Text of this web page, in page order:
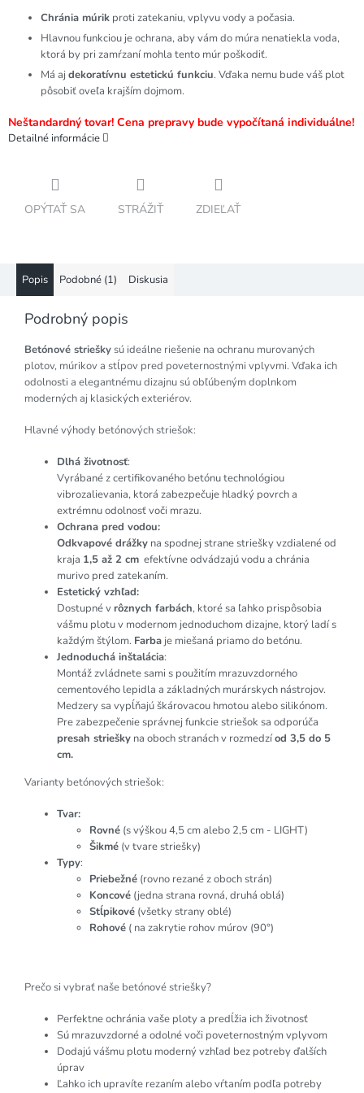
Chránia múrik proti zatekaniu, vplyvu vody a počasia.
Hlavnou funkciou je ochrana, aby vám do múra nenatiekla voda,
ktorá by pri zamŕzaní mohla tento múr poškodiť.
Má ajdekoratívnu estetickú funkciu. Vďaka nemu bude váš plot
pôsobiť oveľa krajším dojmom.
Neštandardný tovar! Cena prepravy bude vypočítaná individuálne!
Detailné informácie
OPÝTAŤ SA STRÁŽIŤ ZDIEĽAŤ
Popis Podobné (1) Diskusia
Podrobný popis
Betónové strieškysú ideálne riešenie na ochranu murovaných
plotov, múrikov a stĺpov pred poveternostnými vplyvmi. Vďaka ich
odolnosti a elegantnému dizajnu sú obľúbeným doplnkom
moderných aj klasických exteriérov.
Hlavné výhody betónových striešok:
Dlhá životnosť:
Vyrábané z certifikovaného betónu technológiou
vibrozalievania, ktorá zabezpečuje hladký povrch a
extrémnu odolnosť voči mrazu.
Ochrana pred vodou:
Odkvapové drážky na spodnej strane striešky vzdialené od
kraja 1,5 až 2 cm efektívne odvádzajú vodu a chránia
murivo pred zatekaním.
Estetický vzhľad:
Dostupné vrôznych farbách, ktoré sa ľahko prispôsobia
vášmu plotu v modernom jednoduchom dizajne, ktorý ladí s
každým štýlom. Farba je miešaná priamo do betónu.
Jednoduchá inštalácia:
Montáž zvládnete sami s použitím mrazuvzdorného
cementového lepidla a základných murárskych nástrojov.
Medzery sa vypĺňajú škárovacou hmotou alebo silikónom.
Pre zabezpečenie správnej funkcie striešok sa odporúča
presah striešky na oboch stranách v rozmedzíod 3,5 do 5
cm.
Varianty betónových striešok:
Tvar:
Rovné (s výškou 4,5 cm alebo 2,5 cm - LIGHT)
Šikmé (v tvare striešky)
Typy:
Priebežné (rovno rezané z oboch strán)
Koncové (jedna strana rovná, druhá oblá)
Stĺpikové (všetky strany oblé)
Rohové ( na zakrytie rohov múrov (90°)
Prečo si vybrať naše betónové striešky?
Perfektne ochránia vaše ploty a predĺžia ich životnosť
Sú mrazuvzdorné a odolné voči poveternostným vplyvom
Dodajú vášmu plotu moderný vzhľad bez potreby ďalších
úprav
Ľahko ich upravíte rezaním alebo vŕtaním podľa potreby